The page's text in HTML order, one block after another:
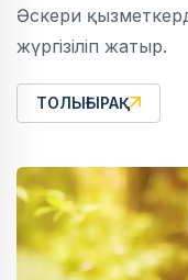
Әскери
жүргізіліп жатыр.
ТОЛЫҒЫРАҚ